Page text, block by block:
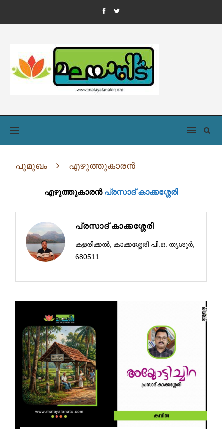
പൂമുഖം എഴുത്തുകാരൻ
എഴുത്തുകാരൻ പ്രസാദ് കാക്കശ്ശേരി
പ്രസാദ് കാക്കശ്ശേരി
കളരിക്കൽ, കാക്കശ്ശേരി പി.ഒ. തൃശൂർ,
680511